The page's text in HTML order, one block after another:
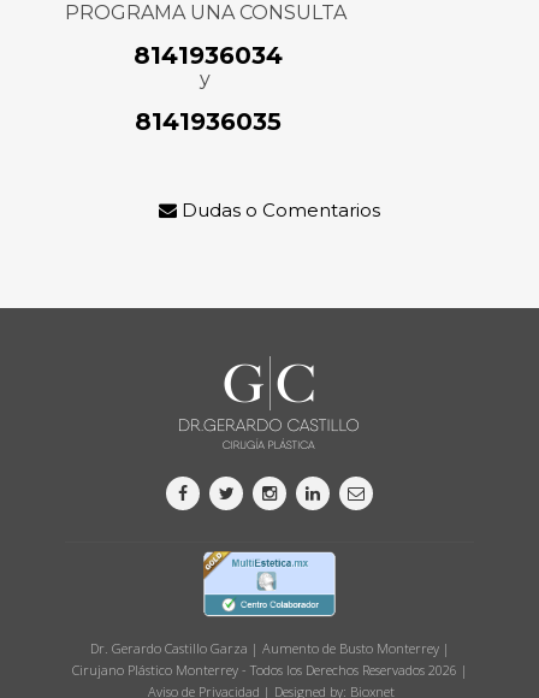
PROGRAMA UNA CONSULTA
8141936034
y
8141936035
Dudas o Comentarios
Dr. Gerardo Castillo Garza | Aumento de Busto Monterrey |
Cirujano Plástico Monterrey - Todos los Derechos Reservados 2026 |
Aviso de Privacidad | Designed by: Bioxnet